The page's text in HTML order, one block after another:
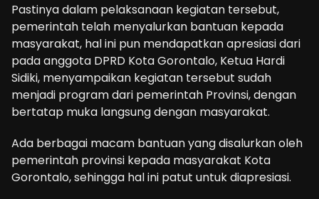
Pastinya dalam pelaksanaan kegiatan tersebut,
pemerintah telah menyalurkan bantuan kepada
masyarakat, hal ini pun mendapatkan apresiasi dari
pada anggota DPRD Kota Gorontalo, Ketua Hardi
Sidiki, menyampaikan kegiatan tersebut sudah
menjadi program dari pemerintah Provinsi, dengan
bertatap muka langsung dengan masyarakat.
Ada berbagai macam bantuan yang disalurkan oleh
pemerintah provinsi kepada masyarakat Kota
Gorontalo, sehingga hal ini patut untuk diapresiasi.